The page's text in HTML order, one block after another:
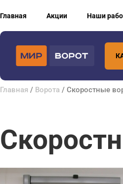
Главная Акции Наши
Главная / Ворота / Скоростные